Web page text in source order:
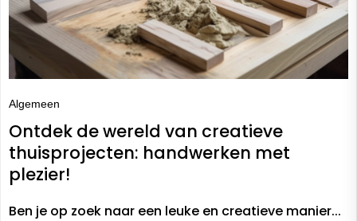
Algemeen
Ontdek de wereld van creatieve
thuisprojecten: handwerken met
plezier!
Ben je op zoek naar een leuke en creatieve manier...